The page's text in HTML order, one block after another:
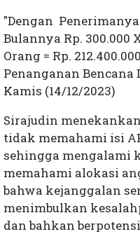
"Dengan
Bulannya Rp. 300.000
Orang = Rp.
Penanganan Bencana
Kamis (14/12/2023)
Sirajudin
tidak memahami isi
sehingga mengalami
memahami alokasi
bahwa kejanggalan
menimbulkan
dan bahkan